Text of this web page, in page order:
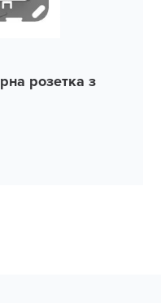
розетка з